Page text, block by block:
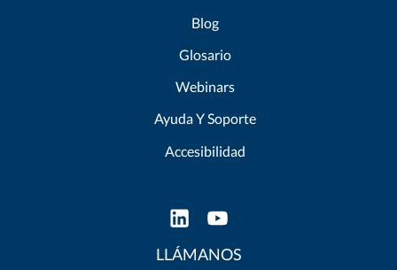
Blog
Glosario
Webinars
Ayuda Y Soporte
Accesibilidad
LLÁMANOS